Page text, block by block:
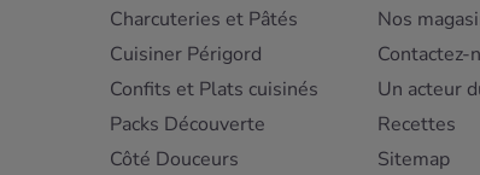
Charcuteries et Pâtés
Cuisiner Périgord
Confits et Plats cuisinés
Packs Découverte
Côté Douceurs
Nos
Contactez-
Un acteur
Recettes
Sitemap